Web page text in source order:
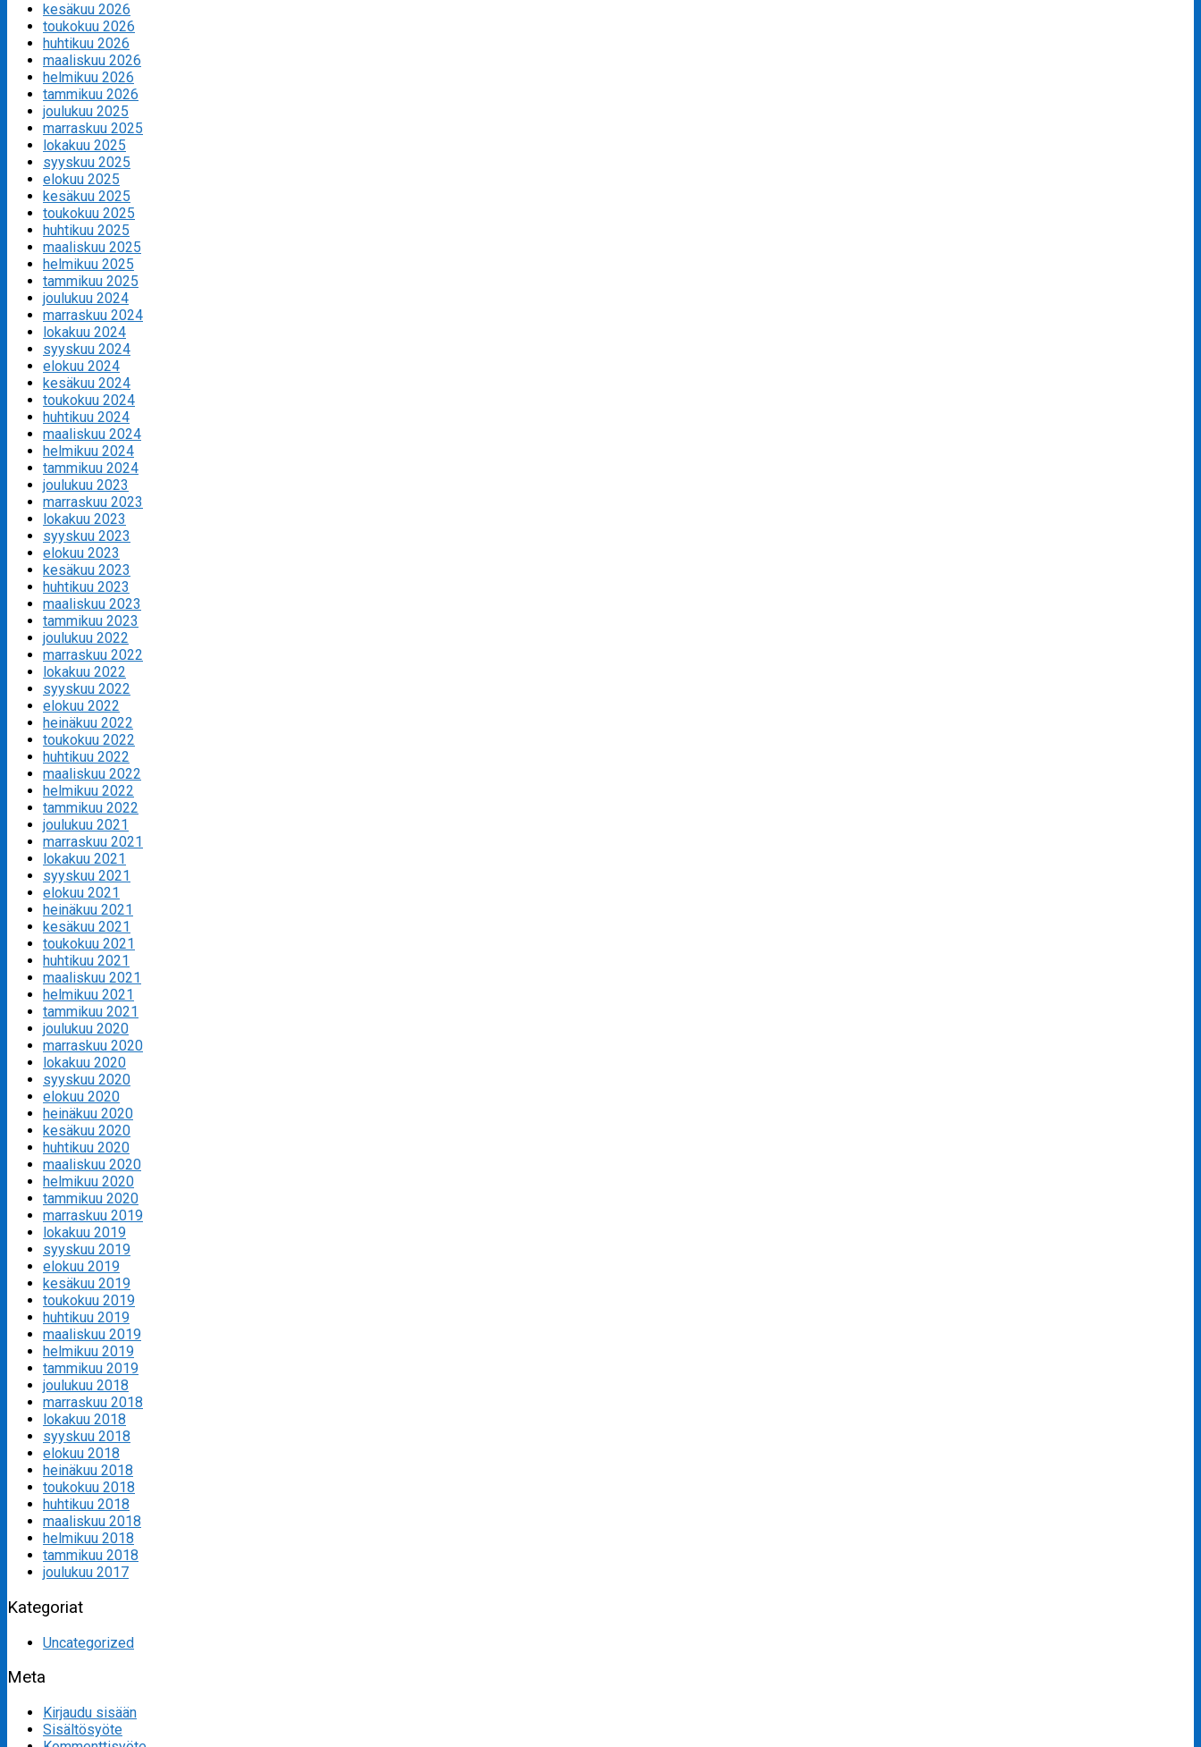
kesäkuu 2026
toukokuu 2026
huhtikuu 2026
maaliskuu 2026
helmikuu 2026
tammikuu 2026
joulukuu 2025
marraskuu 2025
lokakuu 2025
syyskuu 2025
elokuu 2025
kesäkuu 2025
toukokuu 2025
huhtikuu 2025
maaliskuu 2025
helmikuu 2025
tammikuu 2025
joulukuu 2024
marraskuu 2024
lokakuu 2024
syyskuu 2024
elokuu 2024
kesäkuu 2024
toukokuu 2024
huhtikuu 2024
maaliskuu 2024
helmikuu 2024
tammikuu 2024
joulukuu 2023
marraskuu 2023
lokakuu 2023
syyskuu 2023
elokuu 2023
kesäkuu 2023
huhtikuu 2023
maaliskuu 2023
tammikuu 2023
joulukuu 2022
marraskuu 2022
lokakuu 2022
syyskuu 2022
elokuu 2022
heinäkuu 2022
toukokuu 2022
huhtikuu 2022
maaliskuu 2022
helmikuu 2022
tammikuu 2022
joulukuu 2021
marraskuu 2021
lokakuu 2021
syyskuu 2021
elokuu 2021
heinäkuu 2021
kesäkuu 2021
toukokuu 2021
huhtikuu 2021
maaliskuu 2021
helmikuu 2021
tammikuu 2021
joulukuu 2020
marraskuu 2020
lokakuu 2020
syyskuu 2020
elokuu 2020
heinäkuu 2020
kesäkuu 2020
huhtikuu 2020
maaliskuu 2020
helmikuu 2020
tammikuu 2020
marraskuu 2019
lokakuu 2019
syyskuu 2019
elokuu 2019
kesäkuu 2019
toukokuu 2019
huhtikuu 2019
maaliskuu 2019
helmikuu 2019
tammikuu 2019
joulukuu 2018
marraskuu 2018
lokakuu 2018
syyskuu 2018
elokuu 2018
heinäkuu 2018
toukokuu 2018
huhtikuu 2018
maaliskuu 2018
helmikuu 2018
tammikuu 2018
joulukuu 2017
Kategoriat
Uncategorized
Meta
Kirjaudu sisään
Sisältösyöte